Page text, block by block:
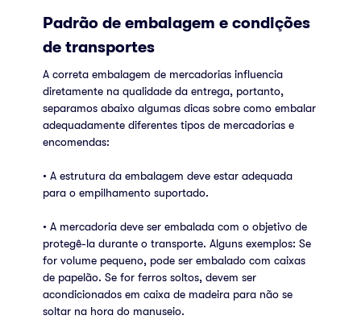
Padrão de embalagem e condições
de transportes
A correta embalagem de mercadorias influencia
diretamente na qualidade da entrega, portanto,
separamos abaixo algumas dicas sobre como embalar
adequadamente diferentes tipos de mercadorias e
encomendas:
• A estrutura da embalagem deve estar adequada
para o empilhamento suportado.
• A mercadoria deve ser embalada com o objetivo de
protegê-la durante o transporte. Alguns exemplos: Se
for volume pequeno, pode ser embalado com caixas
de papelão. Se for ferros soltos, devem ser
acondicionados em caixa de madeira para não se
soltar na hora do manuseio.